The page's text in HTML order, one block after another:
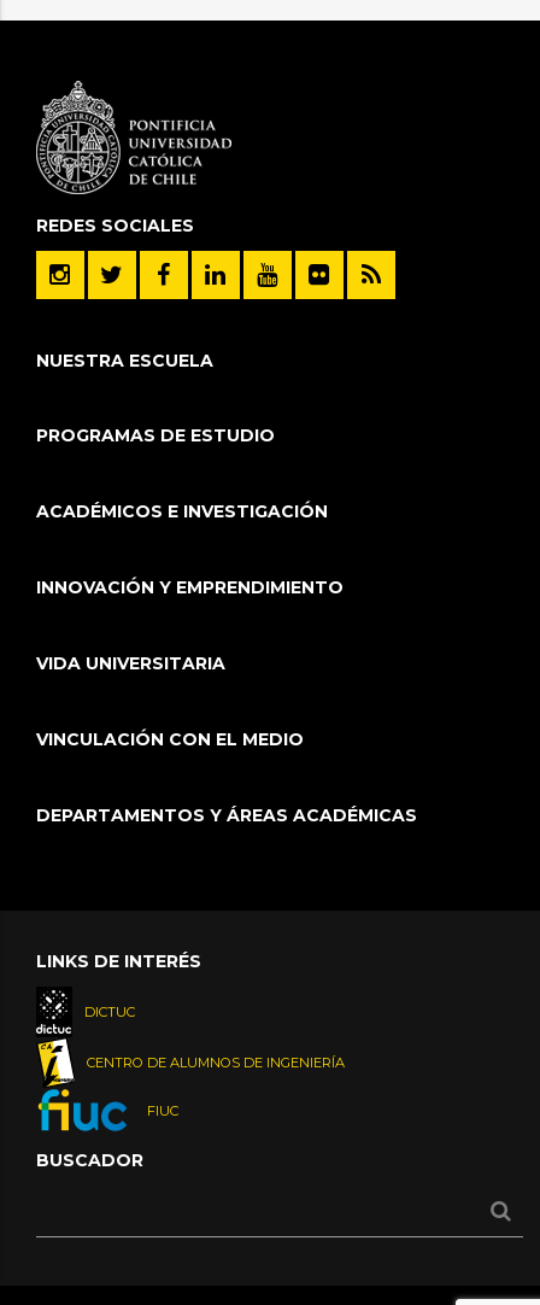
REDES SOCIALES
NUESTRA ESCUELA
PROGRAMAS DE ESTUDIO
ACADÉMICOS E INVESTIGACIÓN
INNOVACIÓN Y EMPRENDIMIENTO
VIDA UNIVERSITARIA
VINCULACIÓN CON EL MEDIO
DEPARTAMENTOS Y ÁREAS ACADÉMICAS
LINKS DE INTERÉS
DICTUC
CENTRO DE ALUMNOS DE INGENIERÍA
FIUC
BUSCADOR